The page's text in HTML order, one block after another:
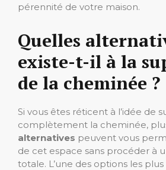
pérennité de votre maison.
Quelles
existe-t-il à la
de la cheminée ?
Si vous êtes réticent à l’idée de
complètement la cheminée,
alternatives peuvent vous
de cet espace sans procéder à
totale. L’une des options les